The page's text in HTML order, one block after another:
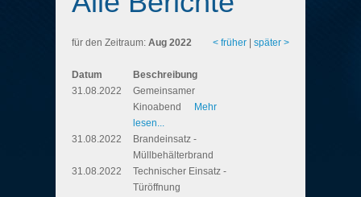
< früher später >
für den Zeitraum: Aug 2022
Datum
Beschreibung
31.08.2022
Gemeinsamer
Kinoabend
Mehr
lesen...
31.08.2022
Brandeinsatz -
Müllbehälterbrand
31.08.2022
Technischer Einsatz -
Türöffnung